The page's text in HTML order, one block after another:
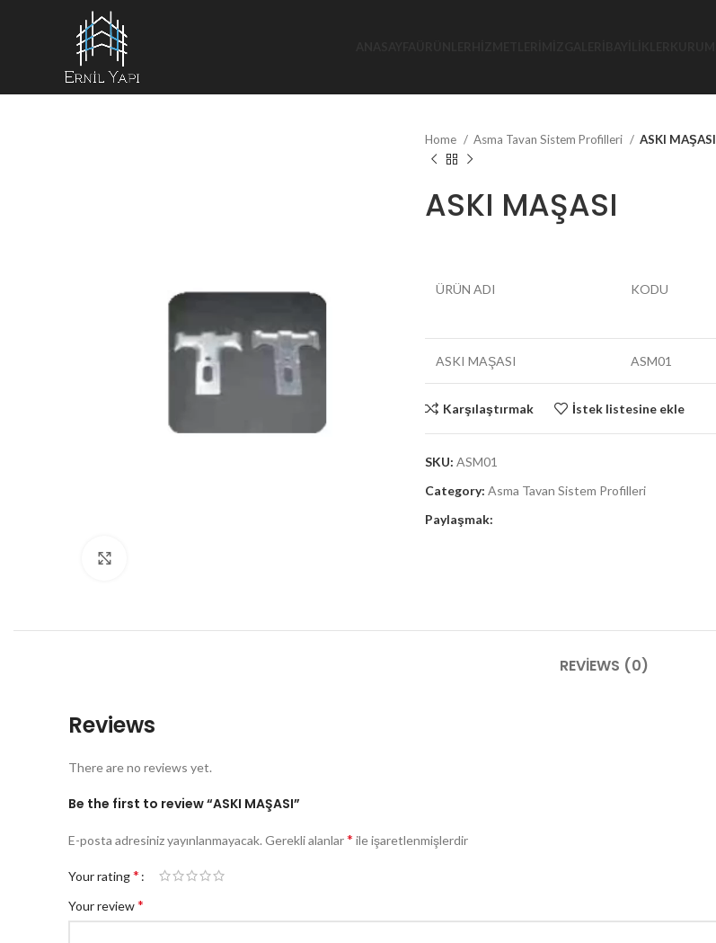
Home Asma Tavan Sistem Profilleri ASKI MAŞASI
ASKI MAŞASI
ÜRÜN ADI KODU
ASKI MAŞASI ASM01
Karşılaştırmak İstek listesine ekle
SKU:ASM01
Category: Asma Tavan Sistem Profilleri
Paylaşmak:
REVIEWS (0)
Reviews
There are no reviews yet.
Be the first to review “ASKI MAŞASI”
E-posta adresiniz yayınlanmayacak.Gerekli alanlar* ile işaretlenmişlerdir
Your rating*
Your review*